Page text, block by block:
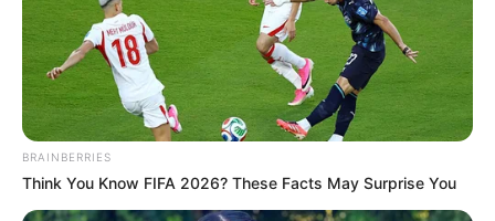
BRAINBERRIES
Think You Know FIFA 2026? These Facts May Surprise You